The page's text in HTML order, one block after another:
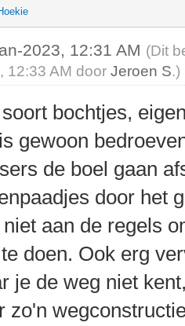
2023, 12:31 AM (Dit
12:33 AM doorJeroen S.)
bochtjes,
gewoon
de boel gaan
door het
niet aan de regels
doen. Ook erg
je de weg niet
zo'n